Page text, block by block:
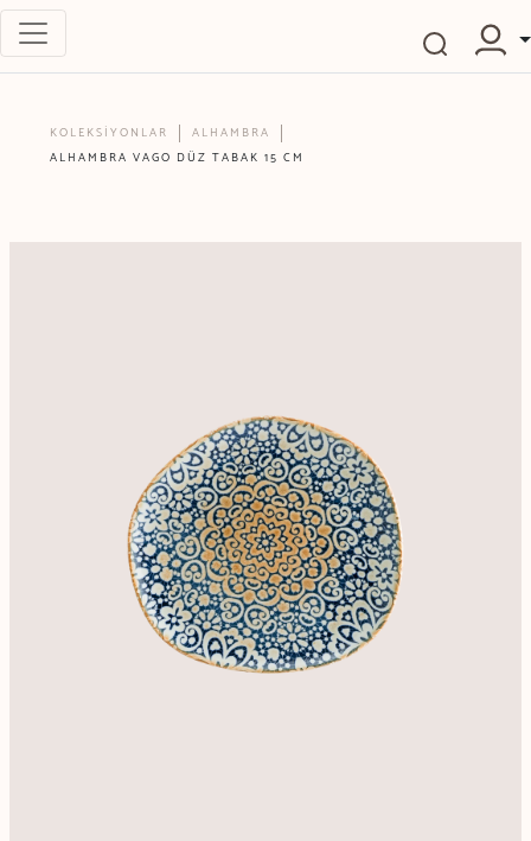
KOLEKSİYONLAR
ALHAMBRA
ALHAMBRA VAGO DÜZ TABAK 15 CM